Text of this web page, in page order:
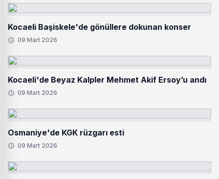
Kocaeli Başiskele'de gönüllere dokunan konser
09 Mart 2026
Kocaeli'de Beyaz Kalpler Mehmet Akif Ersoy’u andı
09 Mart 2026
Osmaniye'de KGK rüzgarı esti
09 Mart 2026